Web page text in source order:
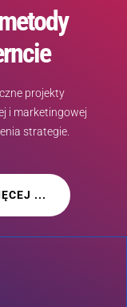
projekty
i marketingowej
strategie.
...